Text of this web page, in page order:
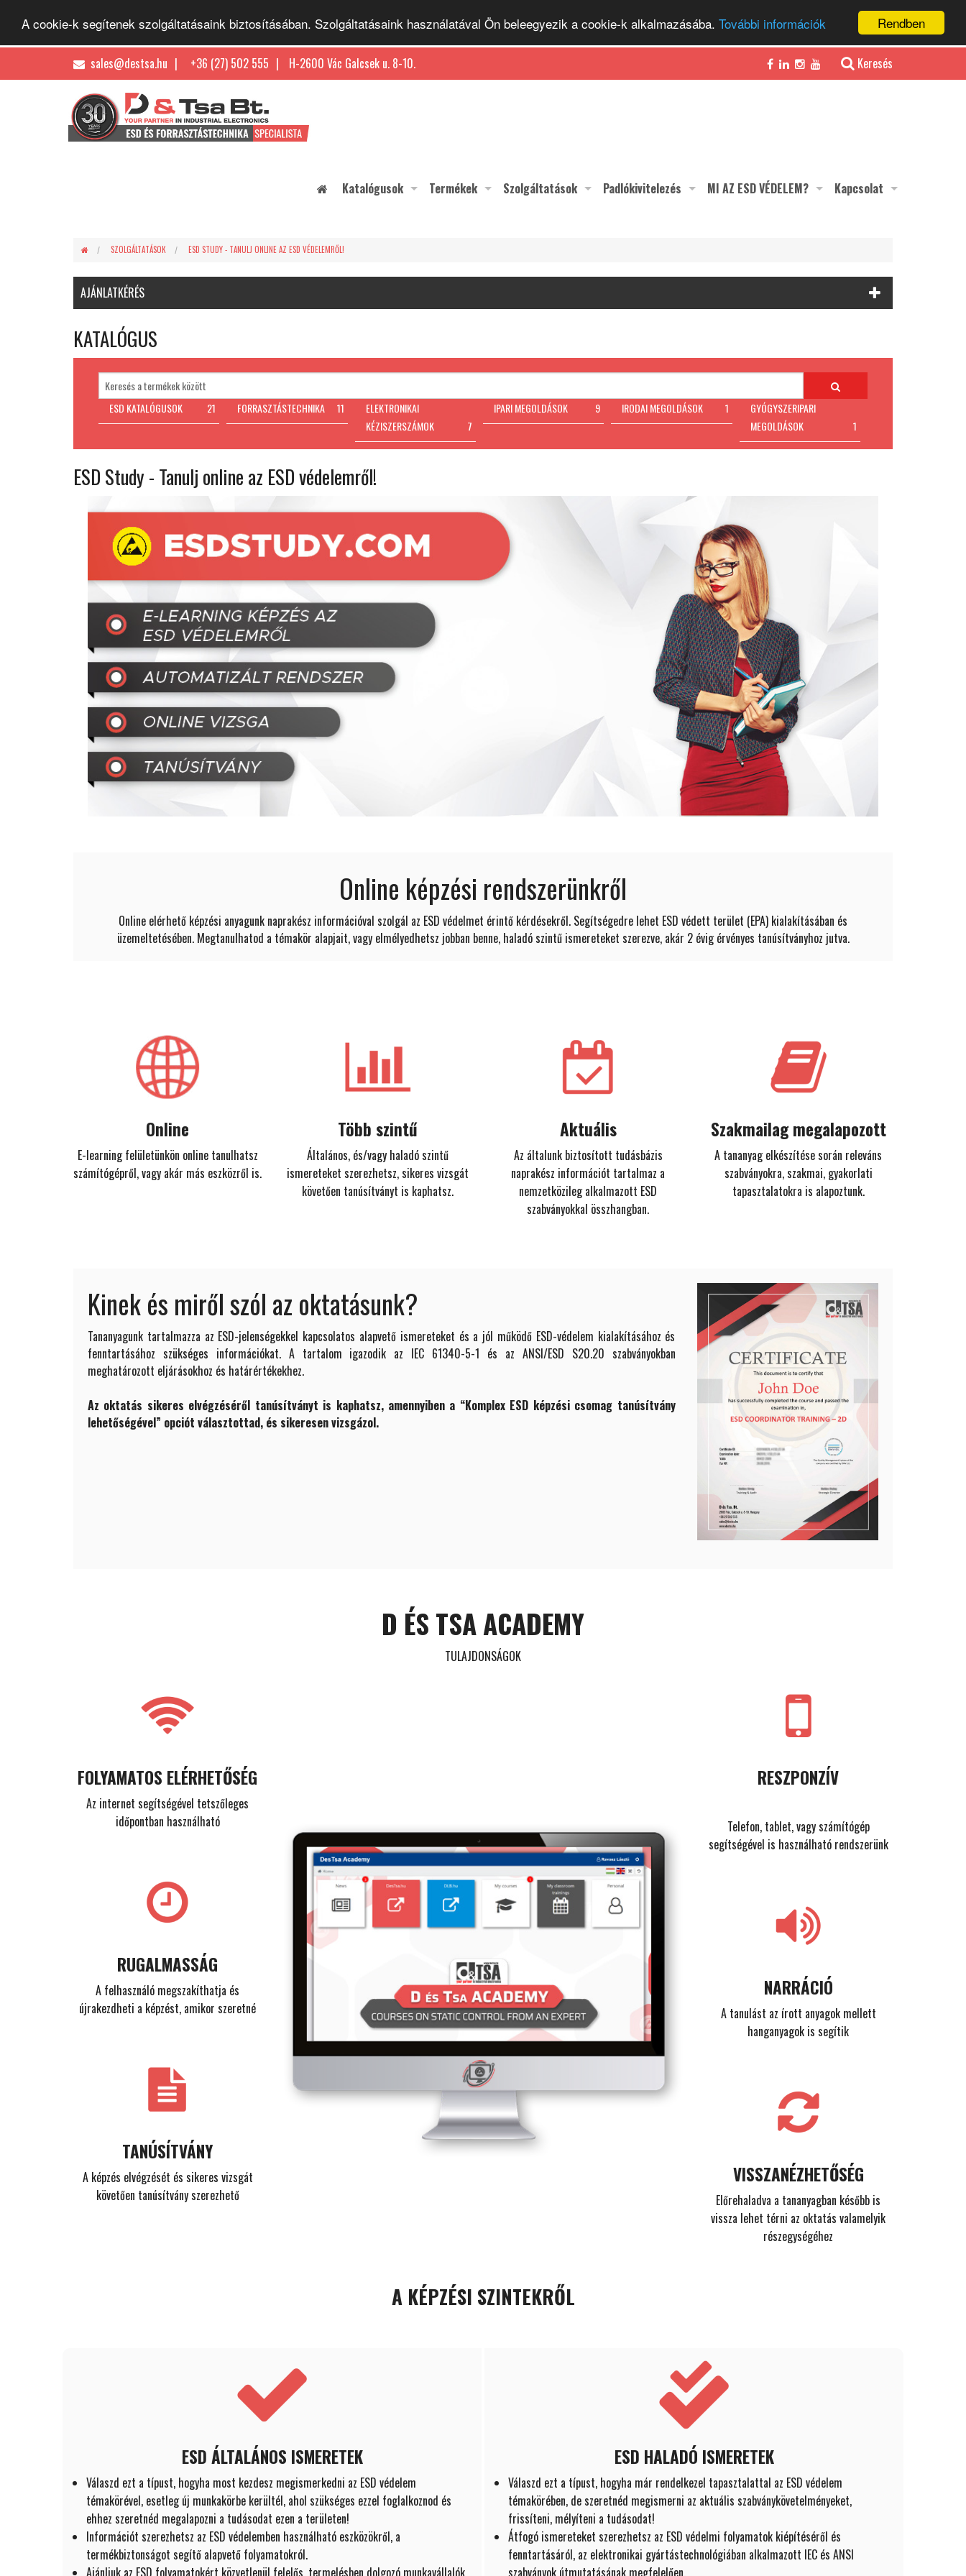
Rendben
A cookie-k segítenek szolgáltatásaink biztosításában. Szolgáltatásaink használatával Ön beleegyezik a cookie-k alkalmazásába. További információk
sales@destsa.hu +36 (27) 502 555 H-2600 Vác Galcsek u. 8-10. Keresés
Katalógusok Termékek Szolgáltatások Padlókivitelezés MI AZ ESD VÉDELEM? Kapcsolat
SZOLGÁLTATÁSOK ESD STUDY - TANULJ ONLINE AZ ESD VÉDELEMRŐL!
AJÁNLATKÉRÉS
KATALÓGUS
ESD KATALÓGUSOK 21 FORRASZTÁSTECHNIKA 11
ELEKTRONIKAI
KÉZISZERSZÁMOK
7
IPARI MEGOLDÁSOK 9 IRODAI MEGOLDÁSOK 1
GYÓGYSZERIPARI
MEGOLDÁSOK
1
ESD Study - Tanulj online az ESD védelemről!
Online képzési rendszerünkről
Online elérhető képzési anyagunk naprakész információval szolgál az ESD védelmet érintő kérdésekről. Segítségedre lehet ESD védett terület (EPA) kialakításában és
üzemeltetésében. Megtanulhatod a témakör alapjait, vagy elmélyedhetsz jobban benne, haladó szintű ismereteket szerezve, akár 2 évig érvényes tanúsítványhoz jutva.
Online
E-learning felületünkön online tanulhatsz
számítógépről, vagy akár más eszközről is.
Több szintű
Általános, és/vagy haladó szintű
ismereteket szerezhetsz, sikeres vizsgát
követően tanúsítványt is kaphatsz.
Aktuális
Az általunk biztosított tudásbázis
naprakész információt tartalmaz a
nemzetközileg alkalmazott ESD
szabványokkal összhangban.
Szakmailag megalapozott
A tananyag elkészítése során releváns
szabványokra, szakmai, gyakorlati
tapasztalatokra is alapoztunk.
Kinek és miről szól az oktatásunk?
Tananyagunk tartalmazza az ESD-jelenségekkel kapcsolatos alapvető ismereteket és a jól működő ESD-védelem kialakításához és
fenntartásához szükséges információkat. A tartalom igazodik az IEC 61340-5-1 és az ANSI/ESD S20.20 szabványokban
meghatározott eljárásokhoz és határértékekhez.
Az oktatás sikeres elvégzéséről tanúsítványt is kaphatsz, amennyiben a “Komplex ESD képzési csomag tanúsítvány
lehetőségével” opciót választottad, és sikeresen vizsgázol.
D ÉS TSA ACADEMY
TULAJDONSÁGOK
FOLYAMATOS ELÉRHETŐSÉG
Az internet segítségével tetszőleges
időpontban használható
RUGALMASSÁG
A felhasználó megszakíthatja és
újrakezdheti a képzést, amikor szeretné
TANÚSÍTVÁNY
A képzés elvégzését és sikeres vizsgát
követően tanúsítvány szerezhető
RESZPONZÍV
Telefon, tablet, vagy számítógép
segítségével is használható rendszerünk
NARRÁCIÓ
A tanulást az írott anyagok mellett
hanganyagok is segítik
VISSZANÉZHETŐSÉG
Előrehaladva a tananyagban később is
vissza lehet térni az oktatás valamelyik
részegységéhez
A KÉPZÉSI SZINTEKRŐL
ESD ÁLTALÁNOS ISMERETEK
Válaszd ezt a típust, hogyha most kezdesz megismerkedni az ESD védelem
témakörével, esetleg új munkakörbe kerültél, ahol szükséges ezzel foglalkoznod és
ehhez szeretnéd megalapozni a tudásodat ezen a területen!
Információt szerezhetsz az ESD védelemben használható eszközökről, a
termékbiztonságot segítő alapvető folyamatokról.
Ajánljuk az ESD folyamatokért közvetlenül felelős, termelésben dolgozó munkavállalók,
ESD HALADÓ ISMERETEK
Válaszd ezt a típust, hogyha már rendelkezel tapasztalattal az ESD védelem
témakörében, de szeretnéd megismerni az aktuális szabványkövetelményeket,
frissíteni, mélyíteni a tudásodat!
Átfogó ismereteket szerezhetsz az ESD védelmi folyamatok kiépítéséről és
fenntartásáról, az elektronikai gyártástechnológiában alkalmazott IEC és ANSI
szabványok útmutatásának megfelelően.